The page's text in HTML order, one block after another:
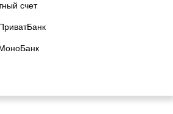
счет